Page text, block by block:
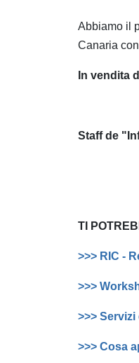
Abbiamo il
Canaria
In vendita
Staff de
TI
>>> RIC -
>>>
>>>
>>> Cosa